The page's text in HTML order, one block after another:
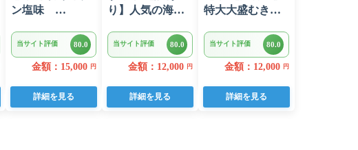
ン塩味
ク)当サイト評価 80.0
金額：15,000 円
詳細を見る
り】人気の海鮮
塩 塩銀鮭切り落
とし(端材)約3kg
当サイト評価 80.0
金額：12,000 円
詳細を見る
特大大盛むきえ
K287
当サイト評価 80.0
金額：12,000 円
詳細を見る